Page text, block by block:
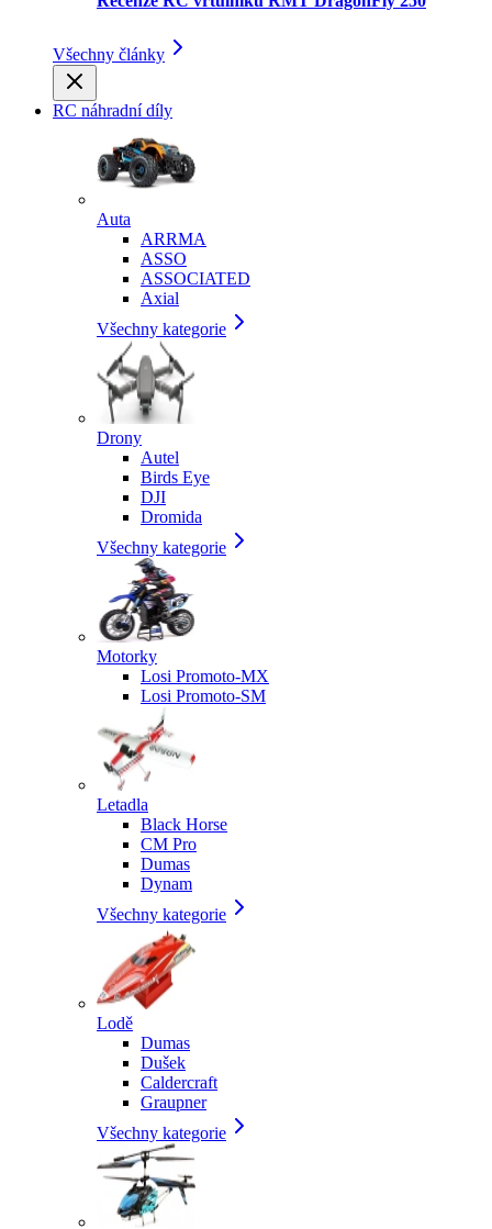
Všechny články
RC náhradní díly
Auta
ARRMA
ASSO
ASSOCIATED
Axial
Všechny kategorie
Drony
Autel
Birds Eye
DJI
Dromida
Všechny kategorie
Motorky
Losi Promoto-MX
Losi Promoto-SM
Letadla
Black Horse
CM Pro
Dumas
Dynam
Všechny kategorie
Lodě
Dumas
Dušek
Caldercraft
Graupner
Všechny kategorie